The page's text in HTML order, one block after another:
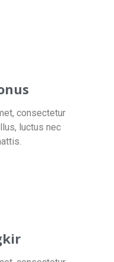
consectetur
luctus nec